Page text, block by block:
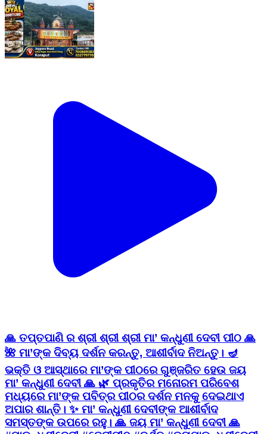
🙏 ତପ୍ତପାଣି ର ଶ୍ରୀ ଶ୍ରୀ ଶ୍ରୀ ମା’ କନ୍ଧୁଣୀ ଦେବୀ ପୀଠ 🙏
🌺 ମା’ଙ୍କ ଦିବ୍ୟ ଦର୍ଶନ କରନ୍ତୁ, ଆଶୀର୍ବାଦ ନିଅନ୍ତୁ। 🪔
ଭକ୍ତି ଓ ଆସ୍ଥାରେ ମା’ଙ୍କ ପୀଠରେ ଗୁଞ୍ଜରିତ ହେଉ ଜୟ
ମା’ କନ୍ଧୁଣୀ ଦେବୀ 🙏 🌿 ପ୍ରକୃତିର ମନୋରମ ପରିବେଶ
ମଧ୍ୟରେ ମା’ଙ୍କ ପବିତ୍ର ପୀଠର ଦର୍ଶନ ମନକୁ ଦେଇଥାଏ
ଅପାର ଶାନ୍ତି। ✨ ମା’ କନ୍ଧୁଣୀ ଦେବୀଙ୍କ ଆଶୀର୍ବାଦ
ସମସ୍ତଙ୍କ ଉପରେ ରହୁ। 🙏 ଜୟ ମା’ କନ୍ଧୁଣୀ ଦେବୀ 🙏